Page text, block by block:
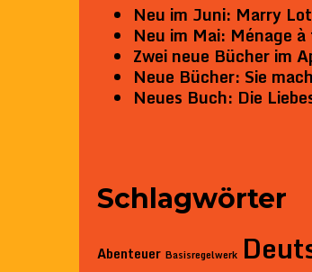
Neu im Juni: Marry
Neu im Mai: Ménage à
Zwei neue Bücher im
Neue Bücher: Sie
Neues Buch: Die
Schlagwörter
Abenteuer Basisregelwerk